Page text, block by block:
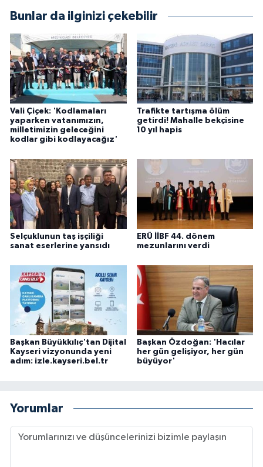
Bunlar da ilginizi çekebilir
Vali Çiçek: 'Kodlamaları
yaparken vatanımızın,
milletimizin geleceğini
kodlar gibi kodlayacağız'
Trafikte tartışma ölüm
getirdi! Mahalle bekçisine
10 yıl hapis
Selçuklunun taş işçiliği
sanat eserlerine yansıdı
ERÜ İİBF 44. dönem
mezunlarını verdi
Başkan Büyükkılıç'tan Dijital
Kayseri vizyonunda yeni
adım: izle.kayseri.bel.tr
Başkan Özdoğan: 'Hacılar
her gün gelişiyor, her gün
büyüyor'
Yorumlar